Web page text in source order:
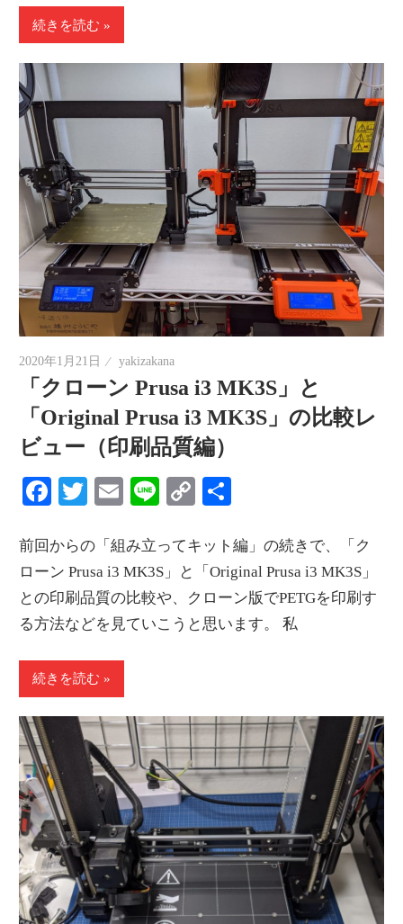
続きを読む
2020年1月21日 yakizakana
「クローン Prusa i3 MK3S」と
「Original Prusa i3 MK3S」の比較レ
ビュー（印刷品質編）
Facebook
Twitter
EmailLineCopy
前回からの「組み立ってキット編」の続きで、「ク
ローン Prusa i3 MK3S」と「Original Prusa i3 MK3S」
との印刷品質の比較や、クローン版でPETGを印刷す
る方法などを見ていこうと思います。 私
続きを読む